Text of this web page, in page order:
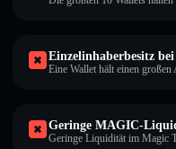
Einzelinhaberbesitz
Eine Wallet hält einen
Geringe MAGIC-
Geringe Liquidität im Magic